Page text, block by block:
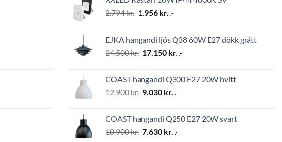
2.794kr. Original
2.794 kr..
1.956 kr. Current
1.956 kr..
.-
EJKA hangandi ljós Q38 60W E27 dökk grátt
24.500kr. Original
24.500 kr..
17.150 kr. Current
17.150 kr..
.-
COAST hangandi Q300 E27 20W hvítt
12.900kr. Original
12.900 kr..
9.030 kr. Current
9.030 kr..
.-
COAST hangandi Q250 E27 20W svart
10.900kr. Original
7.630 kr. Current
.-